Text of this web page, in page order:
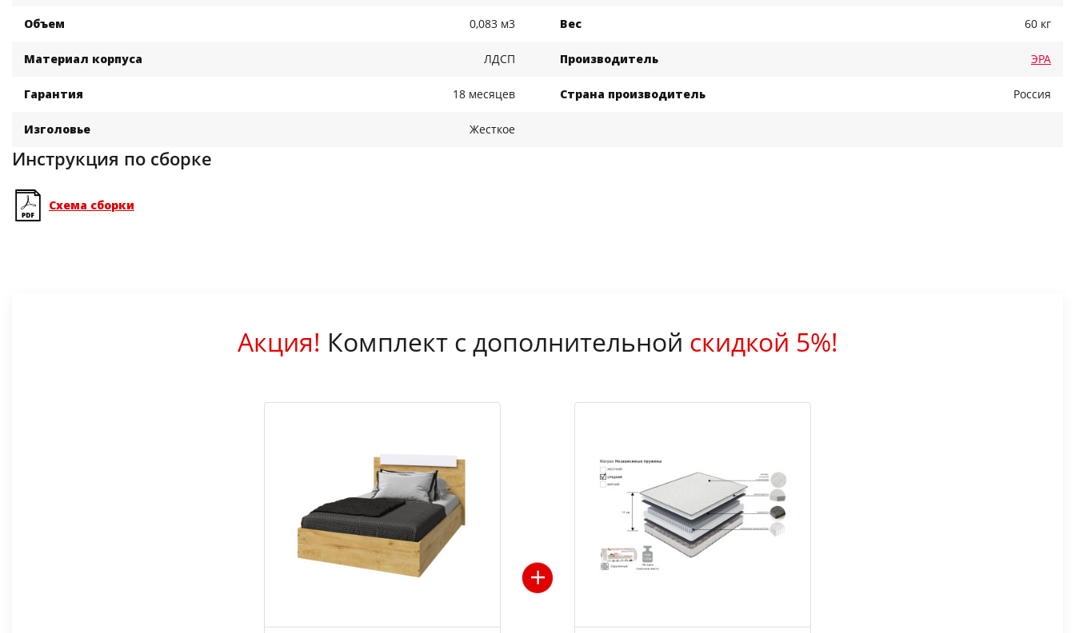
Объем 0,083 м3 Вес 60 кг
Материал корпуса ЛДСП Производитель ЭРА
Гарантия 18 месяцев Страна производитель Россия
Изголовье Жесткое
Инструкция по сборке
Схема сборки
Акция! Комплект с дополнительной скидкой 5%!